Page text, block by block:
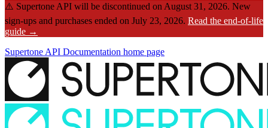
⚠️ Supertone API will be discontinued on August 31, 2026. New
sign-ups and purchases ended on July 23, 2026. Read the end-of-life
guide →
Supertone API Documentation home page